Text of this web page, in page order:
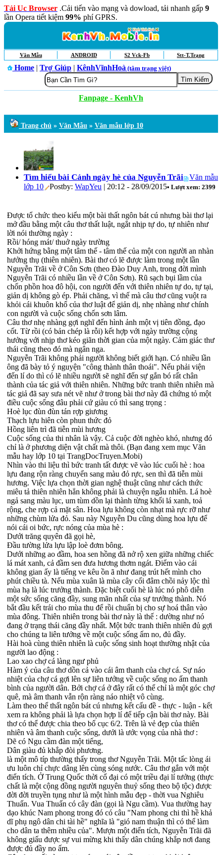
Tải Uc Browser .Cải tiến vào mạng và dowload, tải nhanh gấp 9
lần Opera tiết kiệm 99% phí GPRS.
Văn Mẫu ANDROID S2 Vck-Fb Stt-T.Trạng
Home | Trợ Giúp | KênhVĩnhHoà (tâm trạng việt)
Fanpage - KenhVh
Trang chủ » Văn Mẫu » Văn mẫu lớp 10
Tìm hiểu bài Cảnh ngày hè của Nguyễn Trãi
Văn mẫu
lớp 10
Postby: WapYeu | 20:12 - 28/09/2015• Lượt xem: 2399
Được tổ chức theo kiểu một bài thất ngôn bát cú nhưng bài thơ lại
mở đầu bằng một câu thơ thất luật, ngắt nhịp tự do, tự nhiên như
lời nói thường ngày :
Rồi/ hóng mát/ thuở ngày trường
Khởi hứng bằng một tâm thế - tâm thế của một con người an nhàn
hưởng thụ (thiên nhiên). Bài thơ có lẽ được làm trong một lần
Nguyễn Trãi về ở Côn Sơn (theo Đào Duy Anh, trong đời mình
Nguyễn Trãi có nhiều lần về ở Côn Sơn). Rũ sạch bụi lầm của
chốn phồn hoa đô hội, con người đến với thiên nhiên tự do, tự tại,
giản dị không gò ép. Phải chăng, vì thế mà câu thơ cũng vuột ra
khỏi cái khuôn khổ của thơ luật để giản dị, nhẹ nhàng như chính
con người và cuộc sống chốn sơn lâm.
Câu thơ nhẹ nhàng gợi nghĩ đến hình ảnh một vị tiên đồng, đạo
cốt. Từ rồi (có bản chép là rỗi) kết hợp với ngày trường cộng
hưởng với nhịp thơ kéo giãn thời gian của một ngày. Cảm giác thư
thái cũng theo đó mà ngân nga.
Nguyễn Trãi không phải người không biết giới hạn. Có nhiều lần
ông đã bày tỏ ý nguyện "công thành thân thoái". Nếu phải viện
đến lí do thì có lẽ nhiều người sẽ nghĩ đến sự gắn bó rất chân
thành của tác giả với thiên nhiên. Những bức tranh thiên nhiên mà
tác giả đã say sưa nét vẽ như ở trong bài thơ này đã chứng tỏ một
điều cuộc sống đâu phải cứ giàu có thì sang trọng :
Hoè lục đùn đùn tán rợp giương
Thạch lựu hiên còn phun thức đỏ
Hồng liên trì đã tiễn mùi hương
Cuộc sống của thi nhân là vậy. Cả cuộc đời nghèo khó, nhưng đó
chỉ là ở phương diện vật chất mà thôi. (Bạn đang xem mục Văn
mẫu hay lớp 10 tại TrangDocTruyen.Mobi)
Nhìn vào thi liệu thì bức tranh tất được vẽ vào lúc cuối hè : hoa
lựu đang rộn ràng chuyển sang màu đỏ rực, sen thì đã tiễn mùi
hương. Việc lựa chọn thời gian nghệ thuật cũng như cách thức
miêu tả thiên nhiên hẳn không phải là chuyện ngẫu nhiên. Lá hoè
ngả sang màu lục, um tùm dồn lại thành từng khối lá xanh, toả
rộng, che rợp cả mặt sân. Hoa lựu không còn nhạt mà rực rỡ như
những chùm lửa đỏ. Sau này Nguyễn Du cũng dùng hoa lựu để
nói cái oi bức, rực nóng của mùa hè :
Dưới trăng quyên đã gọi hè,
Đầu tường lửa lựu lập loè đơm bông.
Dưới những ao đầm, hoa sen hồng đã nở rộ xen giữa những chiếc
lá mát xanh, cả đầm sen đưa hương thơm ngát. Điểm vào cái
không gian ấy là tiếng ve kêu ồn ã như đang trút hết mình cho
phút chiều tà. Nếu mùa xuân là mùa cây cối đâm chồi nảy lộc thì
mùa hạ là lúc trưởng thành. Đặc biệt cuối hè là lúc nó phô diễn
một sức sống căng đầy, sung mãn nhất của sự trưởng thành. Nó
bắt đầu kết trái cho mùa thu để rồi chuẩn bị cho sự hoá thân vào
mùa đông. Thiên nhiên trong bài thơ này là thế : dường như nó
đang ở trạng thái căng đầy nhất. Một bức tranh thiên nhiên đủ gợi
cho chúng ta liên tưởng về một cuộc sống ấm no, đủ đầy.
Hài hoà cùng thiên nhiên là cuộc sống sinh hoạt thường nhật của
người lao động :
Lao xao chợ cá làng ngư phủ
Hàm ý của câu thơ dồn cả vào cái âm thanh của chợ cá. Sự náo
nhiệt của chợ cá gợi lên sự liên tưởng về cuộc sống no ấm thanh
bình của người dân. Bởi chợ cá ở đây rất có thể chỉ là một góc chợ
quê, mà âm thanh vẫn rộn ràng náo nhiệt vô cùng.
Làm theo thể thất ngôn bát cú nhưng kết cấu đề - thực - luận - kết
xem ra không phải là lựa chọn hợp lí để tiếp cận bài thơ này. Bài
thơ có thể được chia theo bố cục 6/2. Trên là vẻ đẹp của thiên
nhiên và âm thanh cuộc sống, dưới là ước vọng của nhà thơ :
Dẽ có Ngu cầm đàn một tiếng,
Dân giàu đủ khắp đòi phương.
là một mô típ thường thấy trong thơ Nguyễn Trãi. Một tấc lòng ái
ưu luôn chỉ chực dâng lên cùng sóng nước. Câu thơ gắn với một
điển tích. Ở Trung Quốc thời cổ đại có một triều đại lí tưởng (thực
chất là một cộng đồng người nguyên thuỷ sống theo bộ tộc) được
đời đời truyền tụng như là một hình mẫu đẹp - thời vua Nghiêu
Thuấn. Vua Thuấn có cây đàn (gọi là Ngu cầm). Vua thường hay
dạo khúc Nam phong trong đó có câu "Nam phong chi thì hề khả
dĩ phụ ngô dân chi tài hề" nghĩa là "gió nam thuận thì có thể làm
cho dân ta thêm nhiều của". Mượn một điển tích, Nguyễn Trãi đã
không giấu được sự vui mừng khi thấy dân chúng khắp nơi đang
được đủ đầy no ấm.